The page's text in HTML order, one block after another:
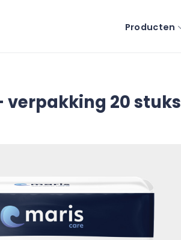
Producten
verpakking 20 stuks